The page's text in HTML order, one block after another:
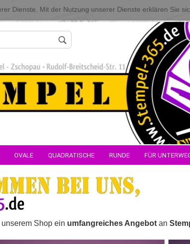
Dienste. Mit der Nutzung unserer Dienste erklären Sie
OVALE QUADRATISCHE RUNDE FÜR
Shop ein umfangreiches Angebot an